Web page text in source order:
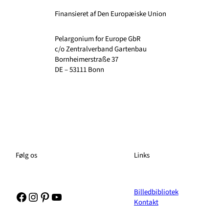
Finansieret af Den Europæiske Union
Pelargonium for Europe GbR
c/o Zentralverband Gartenbau
Bornheimerstraße 37
DE – 53111 Bonn
Følg os
Facebook
Instagram
Pinterest
YouTube
Links
Billedbibliotek
Kontakt